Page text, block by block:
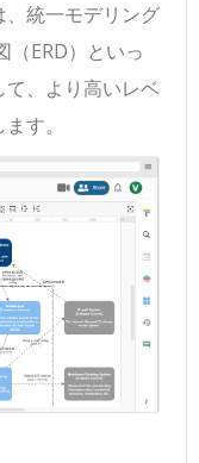
統一モデリング
ERD）といっ
、より高いレベ
す。